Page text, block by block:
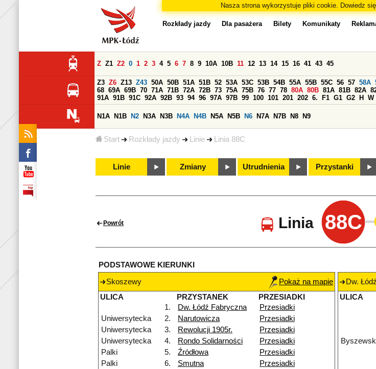
Nasza strona wykorzystuje pliki cookie. Dowiedz
Start Rozkłady jazdy Linie Linia 88C
Rozkłady jazdy Dla pasażera Bilety Komunikaty
Z Z1 Z2 0 1 2 3 4 5 6 7 8 9 10A 10B 11 12 13 14 15 16 41 43 45
Z3 Z6 Z13 Z43 50A 50B 51A 51B 52 53A 53C 53B 54B 55A 55B 55C 56 57 58A
68 69A 69B 70 71A 71B 72A 72B 73 75A 75B 76 77 78 80A 80B 81A 81B 82A
91A 91B 91C 92A 92B 93 94 96 97A 97B 99 100 101 201 202 6. F1 G1 G2 H W
N1A N1B N2 N3A N3B N4A N4B N5A N5B N6 N7A N7B N8 N9
Linie Zmiany Utrudnienia Przystanki
Powrót Linia 88C
PODSTAWOWE KIERUNKI
Skoszewy
Pokaż na mapie
ULICA
PRZYSTANEK
PRZESIADKI
1.
Dw. Łódź Fabryczna
Przesiadki
Uniwersytecka
2. Narutowicza
Przesiadki
Uniwersytecka
3. Rewolucji 1905r.
Przesiadki
Uniwersytecka
4. Rondo Solidarności
Przesiadki
Palki
5. Źródłowa
Przesiadki
Palki
6. Smutna
Przesiadki
Dw.
ULICA